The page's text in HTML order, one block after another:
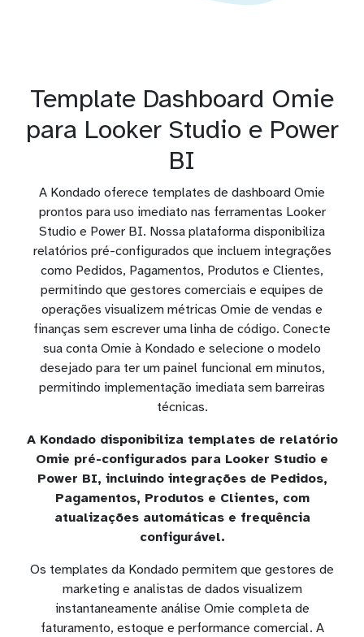
Template Dashboard Omie
para Looker Studio e Power
BI
A Kondado oferece templates de dashboard Omie
prontos para uso imediato nas ferramentas Looker
Studio e Power BI. Nossa plataforma disponibiliza
relatórios pré-configurados que incluem integrações
como Pedidos, Pagamentos, Produtos e Clientes,
permitindo que gestores comerciais e equipes de
operações visualizem métricas Omie de vendas e
finanças sem escrever uma linha de código. Conecte
sua conta Omie à Kondado e selecione o modelo
desejado para ter um painel funcional em minutos,
permitindo implementação imediata sem barreiras
técnicas.
A Kondado disponibiliza templates de relatório
Omie pré-configurados para Looker Studio e
Power BI, incluindo integrações de Pedidos,
Pagamentos, Produtos e Clientes, com
atualizações automáticas e frequência
configurável.
Os templates da Kondado permitem que gestores de
marketing e analistas de dados visualizem
instantaneamente análise Omie completa de
faturamento, estoque e performance comercial. A